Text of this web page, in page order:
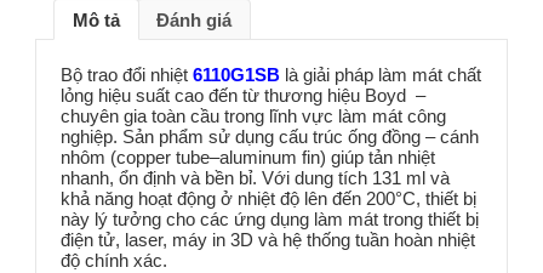
Mô tả Đánh giá
Bộ trao đổi nhiệt 6110G1SB là giải pháp làm mát chất
lỏng hiệu suất cao đến từ thương hiệu Boyd –
chuyên gia toàn cầu trong lĩnh vực làm mát công
nghiệp. Sản phẩm sử dụng cấu trúc ống đồng – cánh
nhôm (copper tube–aluminum fin) giúp tản nhiệt
nhanh, ổn định và bền bỉ. Với dung tích 131 ml và
khả năng hoạt động ở nhiệt độ lên đến 200°C, thiết bị
này lý tưởng cho các ứng dụng làm mát trong thiết bị
điện tử, laser, máy in 3D và hệ thống tuần hoàn nhiệt
độ chính xác.